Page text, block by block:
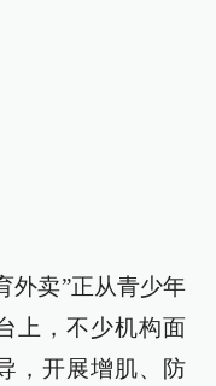
外卖”正从青少年
上，不少机构面
，开展增肌、防